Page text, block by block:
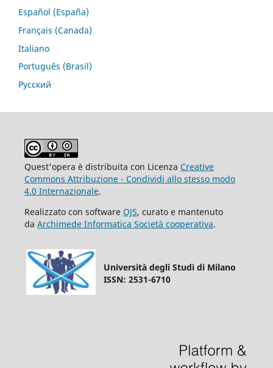
Español (España)
Français (Canada)
Italiano
Português (Brasil)
Русский
Quest'opera è distribuita con Licenza Creative
Commons Attribuzione - Condividi allo stesso modo
4.0 Internazionale.
Realizzato con software OJS, curato e mantenuto
da Archimede Informatica Società cooperativa.
Università degli Studi di Milano
ISSN: 2531-6710